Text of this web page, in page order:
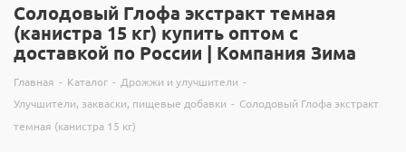
Солодовый Глофа экстракт темная
(канистра 15 кг) купить оптом с
доставкой по России | Компания Зима
Главная - Каталог - Дрожжи и улучшители -
Улучшители, закваски, пищевые добавки - Солодовый Глофа экстракт
темная (канистра 15 кг)